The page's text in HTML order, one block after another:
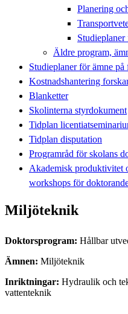
Planering
Äldre program,
Studieplaner för ämne på
Kostnadshantering
Blanketter
Skolinterna styrdokument
Tidplan
Tidplan disputation
Programråd för skolans
Akademisk produktivitet
workshops för
Miljöteknik
Doktorsprogram: Hållbar
Ämnen: Miljöteknik
Inriktningar: Hydraulik och
vattenteknik